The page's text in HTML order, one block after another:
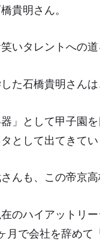
貴明さん。
いタレントへの
た石橋貴明さんは
」として甲子園を
として出てきてい
んも、この帝京高
のハイアットリ
月で会社を辞めて